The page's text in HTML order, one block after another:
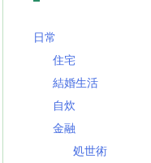
日常
住宅
結婚生活
自炊
金融
処世術